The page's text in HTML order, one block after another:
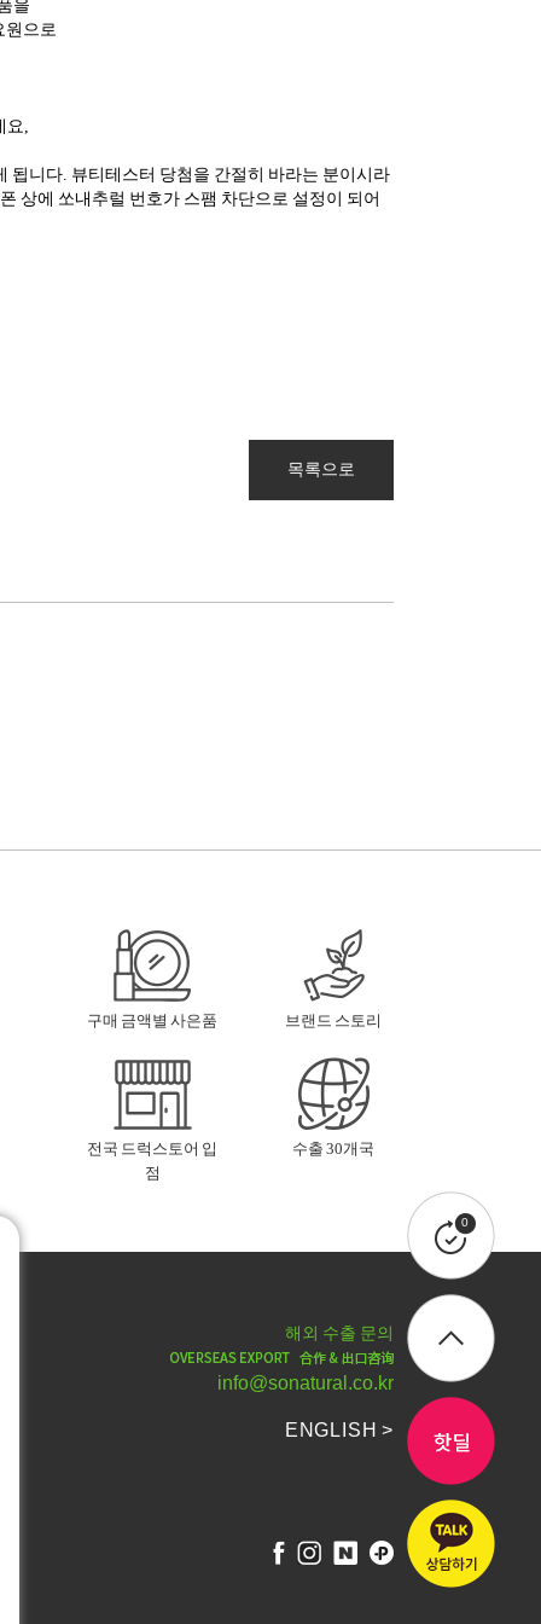
0
을
원으로
요,
됩니다. 뷰티테스터 당첨을 간절히 바라는 분이시라
상에 쏘내추럴 번호가 스팸 차단으로 설정이 되어
목록으로
구매 금액별 사은품 브랜드 스토리
전국 드럭스토어 입
점
수출 30개국
해외 수출 문의
info@sonatural.co.kr
ENGLISH >